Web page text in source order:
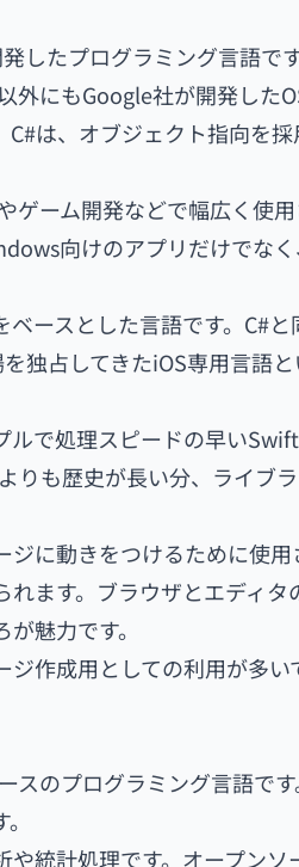
したプログラミング言語で
外にもGoogle社が開発した
C#は、オブジェクト指向を
ゲーム開発などで幅広く使
向けのアプリだけでな
ベースとした言語です。C#
独占してきたiOS専用言語
ルで処理スピードの早い
りも歴史が長い分、ライブ
に動きをつけるために使
れます。ブラウザとエディ
魅力です。
作成用としての利用が多
スのプログラミング言語で
や統計処理です。オープン